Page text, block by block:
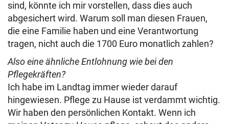
sind, könnte ich mir vorstellen, dass dies auch
abgesichert wird. Warum soll man diesen Frauen,
die eine Familie haben und eine Verantwortung
tragen, nicht auch die 1700 Euro monatlich zahlen?
Also eine ähnliche Entlohnung wie bei den
Pflegekräften?
Ich habe im Landtag immer wieder darauf
hingewiesen. Pflege zu Hause ist verdammt wichtig.
Wir haben den persönlichen Kontakt. Wenn ich